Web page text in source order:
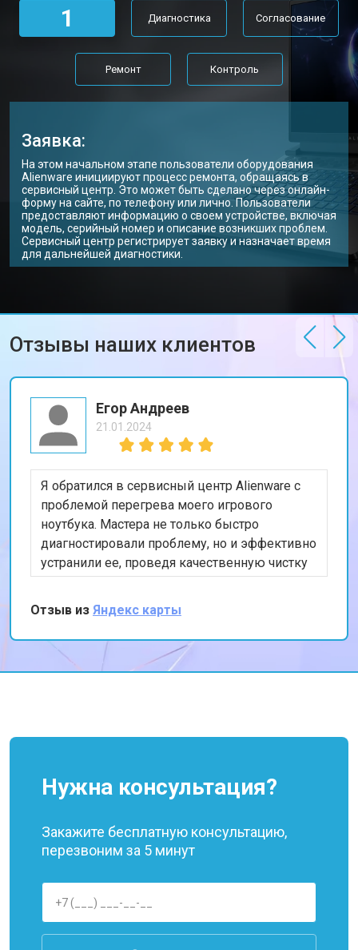
Ремонт цепи питания от 3500 ₽ Заказать
Замена USB порта от 2200 ₽ Заказать
Замена звуковой карты от 1700 ₽
Заказать
Замена оперативной памяти от 1100 ₽ Заказать
Прошивка BIOS ноутбука Alienware от 1500 ₽ Заказать
Замена северного моста от 3500 ₽ Заказать
1 Диагностика Согласование
Ремонт Контроль
Заявка:
На этом начальном этапе пользователи оборудования
Alienware инициируют процесс ремонта, обращаясь в
сервисный центр. Это может быть сделано через онлайн-
форму на сайте, по телефону или лично. Пользователи
предоставляют информацию о своем устройстве, включая
модель, серийный номер и описание возникших проблем.
Сервисный центр регистрирует заявку и назначает время
для дальнейшей диагностики.
Отзывы наших клиентов
Егор Андреев
21.01.2024
Я обратился в сервисный центр Alienware с
проблемой перегрева моего игрового
ноутбука. Мастера не только быстро
диагностировали проблему, но и эффективно
устранили ее, проведя качественную чистку
и замену охлаждающей системы. Я
впечатлен профессионализмом команды и
скоростью обслуживания. Спасибо за
продление жизни моего любимого ноутбука!
Отзыв из Яндекс карты
Нужна консультация?
Закажите бесплатную консультацию,
перезвоним за 5 минут